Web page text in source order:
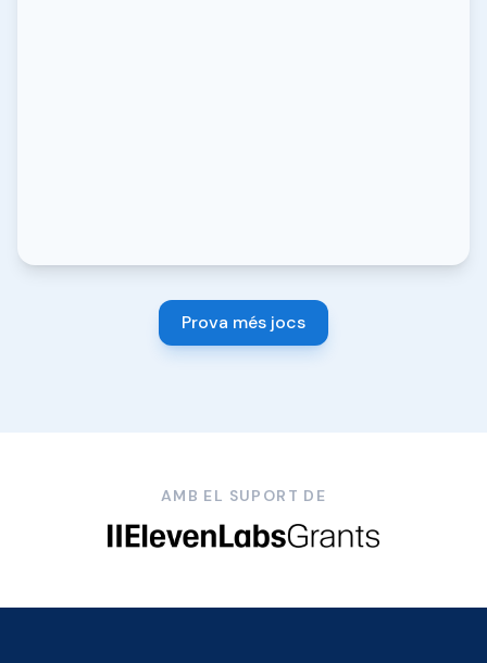
Prova més jocs
AMB EL SUPORT DE